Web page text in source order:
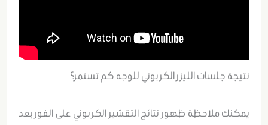
نتيجة جلسات الليزر الكربوني للوجه كم تستمر؟
يمكنك ملاحظة ظهور نتائج التقشير الكربوني على الفور بعد